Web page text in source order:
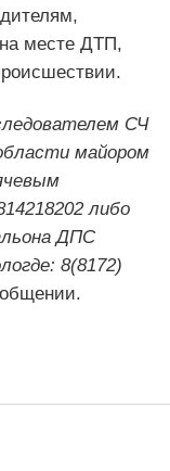
месте ДТП,
СЧ
майором
либо
ДПС
8(8172)